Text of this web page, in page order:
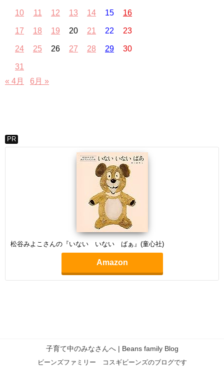
10 11 12 13 14 15 16
17 18 19 20 21 22 23
24 25 26 27 28 29 30
31
« 4月
6月 »
PR
松谷みよこさんの『いない いない ばぁ』(童心社)
Amazon
子育て中のみなさんへ | Beans family Blog
ビーンズファミリー コスギビーンズのブログです